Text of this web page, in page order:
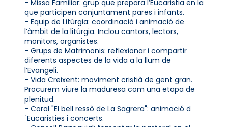
- Missa Familiar: grup que prepara l’Eucaristia en la
que participen conjuntament pares i infants.
- Equip de Litúrgia: coordinació i animació de
l’àmbit de la litúrgia. Inclou cantors, lectors,
monitors, organistes.
- Grups de Matrimonis: reflexionar i compartir
diferents aspectes de la vida a la llum de
l’Evangeli.
- Vida Creixent: moviment cristià de gent gran.
Procurem viure la maduresa com una etapa de
plenitud.
- Coral "El bell ressò de La Sagrera": animació d
´Eucaristies i concerts.